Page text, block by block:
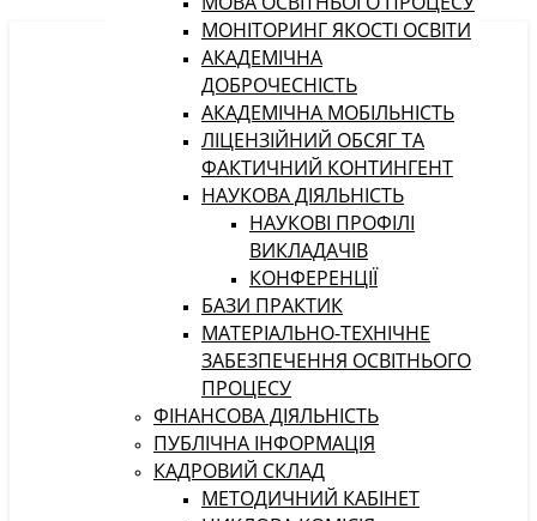
МОНІТОРИНГ ЯКОСТІ ОСВІТИ
АКАДЕМІЧНА
ДОБРОЧЕСНІСТЬ
АКАДЕМІЧНА МОБІЛЬНІСТЬ
ЛІЦЕНЗІЙНИЙ ОБСЯГ ТА
ФАКТИЧНИЙ КОНТИНГЕНТ
НАУКОВА ДІЯЛЬНІСТЬ
НАУКОВІ ПРОФІЛІ
ВИКЛАДАЧІВ
КОНФЕРЕНЦІЇ
БАЗИ ПРАКТИК
МАТЕРІАЛЬНО-ТЕХНІЧНЕ
ЗАБЕЗПЕЧЕННЯ ОСВІТНЬОГО
ПРОЦЕСУ
ФІНАНСОВА ДІЯЛЬНІСТЬ
ПУБЛІЧНА ІНФОРМАЦІЯ
КАДРОВИЙ СКЛАД
МЕТОДИЧНИЙ КАБІНЕТ